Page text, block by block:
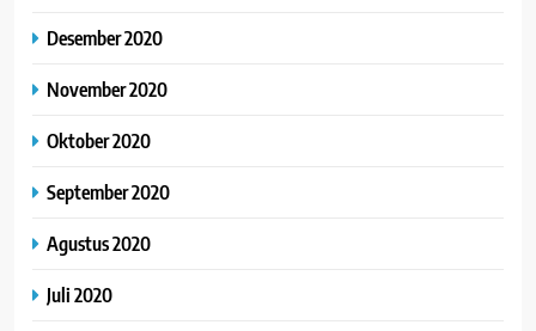
Desember 2020
November 2020
Oktober 2020
September 2020
Agustus 2020
Juli 2020